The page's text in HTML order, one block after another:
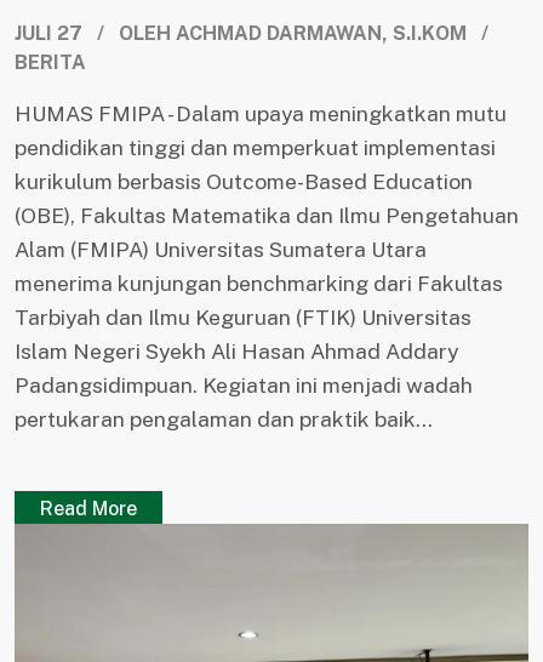
JULI 27 / OLEH ACHMAD DARMAWAN, S.I.KOM /
BERITA
HUMAS FMIPA - Dalam upaya meningkatkan mutu
pendidikan tinggi dan memperkuat implementasi
kurikulum berbasis Outcome-Based Education
(OBE), Fakultas Matematika dan Ilmu Pengetahuan
Alam (FMIPA) Universitas Sumatera Utara
menerima kunjungan benchmarking dari Fakultas
Tarbiyah dan Ilmu Keguruan (FTIK) Universitas
Islam Negeri Syekh Ali Hasan Ahmad Addary
Padangsidimpuan. Kegiatan ini menjadi wadah
pertukaran pengalaman dan praktik baik...
Read More